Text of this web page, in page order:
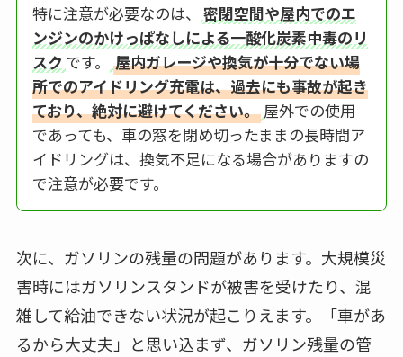
特に注意が必要なのは、
密閉空間や屋内でのエ
ンジンのかけっぱなしによる一酸化炭素中毒のリ
スク です。
屋内ガレージや換気が十分でない場
所でのアイドリング充電は、過去にも事故が起き
ており、絶対に避けてください。 屋外での使用
であっても、車の窓を閉め切ったままの長時間ア
イドリングは、換気不足になる場合がありますの
で注意が必要です。
次に、ガソリンの残量の問題があります。大規模災
害時にはガソリンスタンドが被害を受けたり、混
雑して給油できない状況が起こりえます。「車があ
るから大丈夫」と思い込まず、ガソリン残量の管